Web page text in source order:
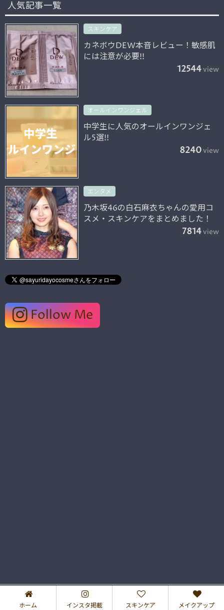
人気記事一覧
スキンケア
カネボウDEW本音レビュー！敏感肌
には注意が必要!!
12544view
オールインワンジェル
中学生に人気のオールインワンジェ
ル5選!!
8240view
エンタメ
乃木坂46の白石麻衣ちゃんの愛用コ
スメ・スキンケアをまとめました！
7814view
Follow Me
プライバシーポリシー
特定商取引法に基づく表記
2017–2026 さゆりのコスメブログ♡
ホーム インスタ掲載 スキンケア メイクアップ